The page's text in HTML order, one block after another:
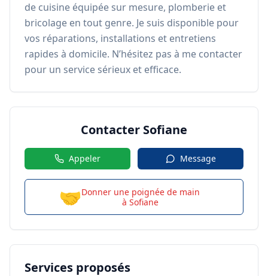
de cuisine équipée sur mesure, plomberie et
bricolage en tout genre. Je suis disponible pour
vos réparations, installations et entretiens
rapides à domicile. N’hésitez pas à me contacter
pour un service sérieux et efficace.
Contacter Sofiane
Appeler Message
🤝Donner une poignée de main
à Sofiane
Services proposés